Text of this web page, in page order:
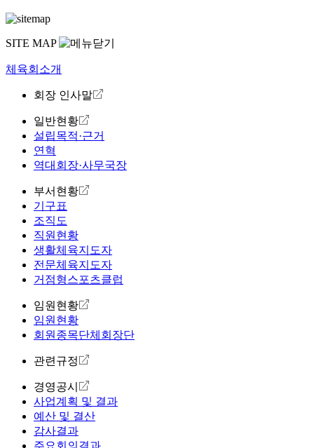
SITE MAP
체육회소개
회장 인사말
일반현황
설립목적·근거
연혁
역대회장·사무국장
부서현황
기구표
조직도
직원현황
생활체육지도자
전문체육지도자
거점형스포츠클럽
임원현황
임원현황
회원종목단체회장단
관련규정
경영공시
사업계획 및 결과
예산 및 결산
감사결과
주요회의결과